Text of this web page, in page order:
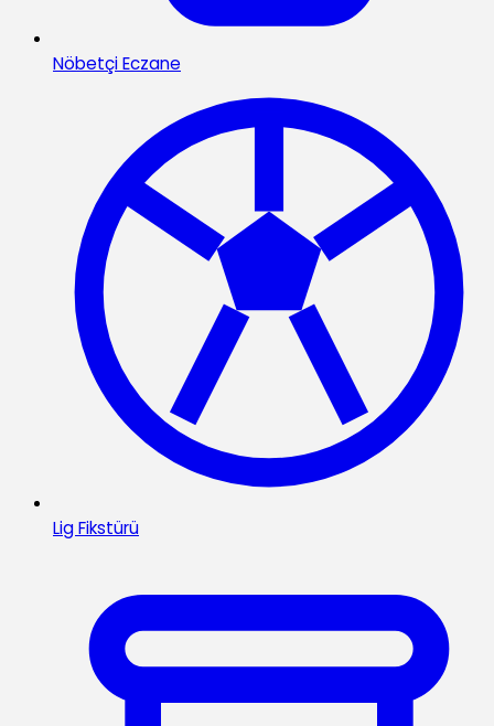
Nöbetçi Eczane
Lig Fikstürü